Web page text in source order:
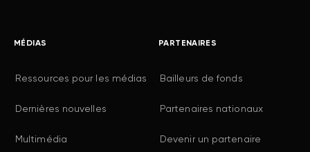
MÉDIAS
Ressources pour les médias
Dernières nouvelles
Multimédia
PARTENAIRES
Bailleurs de fonds
Partenaires nationaux
Devenir un partenaire